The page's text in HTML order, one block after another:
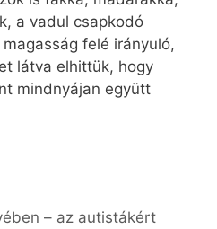
a vadul csapkodó
felé irányuló,
látva elhittük, hogy
mindnyájan együtt
– az autistákért